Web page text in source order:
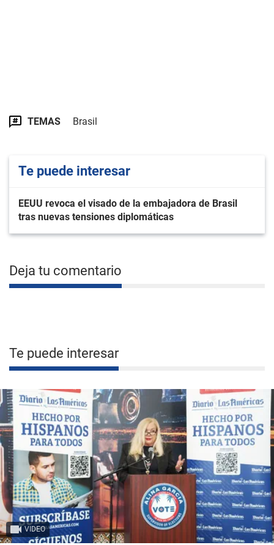
TEMAS Brasil
Te puede interesar
EEUU revoca el visado de la embajadora de Brasil
tras nuevas tensiones diplomáticas
Deja tu comentario
Te puede interesar
VIDEO